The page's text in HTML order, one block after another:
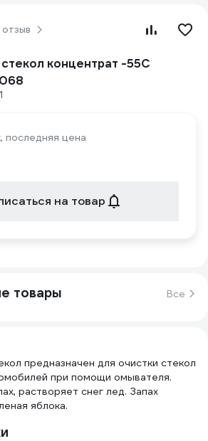
концентрат -55С
последняя цена
на товар
товары Все
предназначен для очистки стекол
при помощи омывателя.
растворяет снег лед. Запах
яблока.